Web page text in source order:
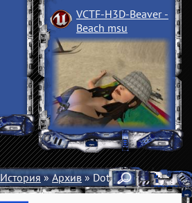
VCTF-H3D-Beaver ­
Beach msu
История»Архив» Dota 2